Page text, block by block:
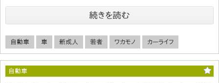
続きを読む
自動車 車 新成人 若者 ワカモノ カーライフ
自動車